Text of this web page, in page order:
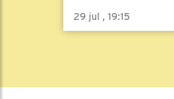
29 jul , 19:15